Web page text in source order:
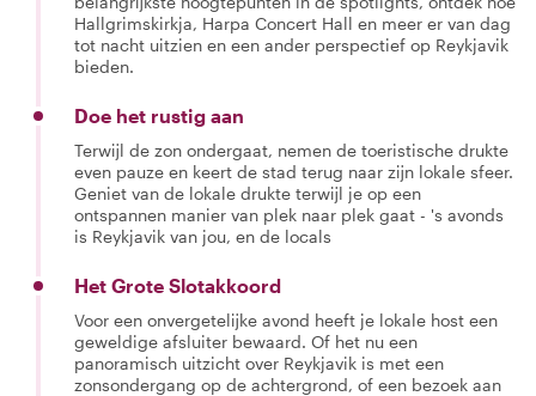
Hallgrimskirkja, Harpa Concert Hall en meer er van dag
tot nacht uitzien en een ander perspectief op Reykjavik
bieden.
Doe het rustig aan
Terwijl de zon ondergaat, nemen de toeristische drukte
even pauze en keert de stad terug naar zijn lokale sfeer.
Geniet van de lokale drukte terwijl je op een
ontspannen manier van plek naar plek gaat - 's avonds
is Reykjavik van jou, en de locals
Het Grote Slotakkoord
Voor een onvergetelijke avond heeft je lokale host een
geweldige afsluiter bewaard. Of het nu een
panoramisch uitzicht over Reykjavik is met een
zonsondergang op de achtergrond, of een bezoek aan